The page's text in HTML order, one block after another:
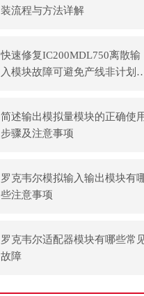
装流程与方法详解
快速修复IC200MDL750离散输
入模块故障可避免产线非计划
简述输出模拟量模块的正确使
步骤及注意事项
罗克韦尔模拟输入输出模块有
些注意事项
罗克韦尔适配器模块有哪些常
故障